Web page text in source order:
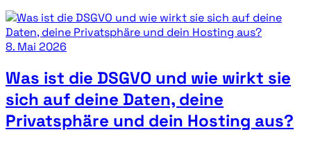
8. Mai 2026
Was ist die DSGVO und wie wirkt sie
sich auf deine Daten, deine
Privatsphäre und dein Hosting aus?